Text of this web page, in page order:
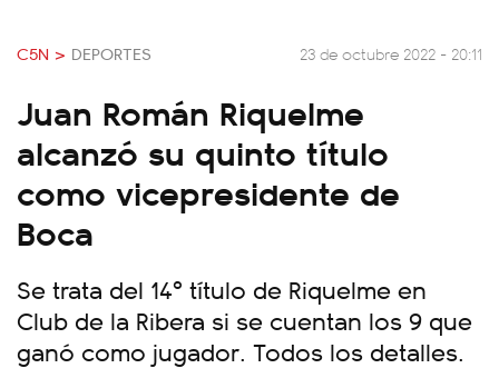
C5N > DEPORTES 23 de octubre 2022 - 20:11
Juan Román Riquelme
alcanzó su quinto título
como vicepresidente de
Boca
Se trata del 14º título de Riquelme en
Club de la Ribera si se cuentan los 9 que
ganó como jugador. Todos los detalles.